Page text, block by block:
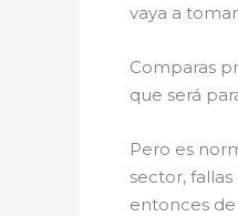
vaya a
Comparas
que será
Pero es
sector,
entonces